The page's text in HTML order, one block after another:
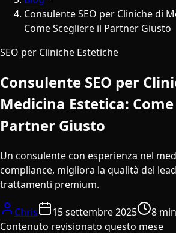
Consulente SEO per Cliniche di
Come Scegliere il Partner Giusto
SEO per Cliniche Estetiche
Consulente SEO per
Medicina Estetica:
Partner Giusto
Un consulente con esperienza nel
compliance, migliora la qualità dei
trattamenti premium.
Chris 15 settembre 2025
8
Contenuto revisionato questo mese